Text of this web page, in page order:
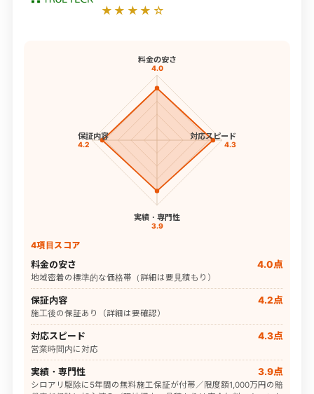
★★★★☆
料金の安さ
4.0
対応スピード
4.3
実績・専門性
3.9
保証内容
4.2
4項目スコア
料金の安さ 4.0点
地域密着の標準的な価格帯（詳細は要見積もり）
保証内容 4.2点
施工後の保証あり（詳細は要確認）
対応スピード 4.3点
営業時間内に対応
実績・専門性 3.9点
シロアリ駆除に5年間の無料施工保証が付帯／限度額1,000万円の賠